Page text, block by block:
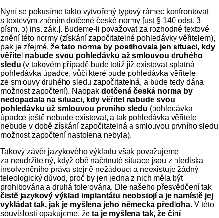
Nyní se pokusíme takto vytvořený typový rámec konfrontovat
s textovým zněním dotčené české normy [ust § 140 odst. 3
písm. b) ins. zák.]. Budeme-li považovat za rozhodné textové
znění této normy (získání započitatelné pohledávky věřitelem),
pak je zřejmé, že tato norma by postihovala jen situaci, kdy
věřitel nabude svou pohledávku až smlouvou druhého
sledu (v takovém případě bude totiž již existovat splatná
pohledávka úpadce, vůči které bude pohledávka věřitele
ze smlouvy druhého sledu započitatelná, a bude tedy dána
možnost započtení). Naopak dotčená česká norma by
nedopadala na situaci, kdy věřitel nabude svou
pohledávku už smlouvou prvního sledu (pohledávka
úpadce ještě nebude existovat, a tak pohledávka věřitele
nebude v době získání započitatelná a smlouvou prvního sledu
možnost započtení nastolena nebyla).
Takový závěr jazykového výkladu však považujeme
za neudržitelný, když obě načrtnuté situace jsou z hlediska
insolvenčního práva stejně nežádoucí a neexistuje žádný
teleologický důvod, proč by jen jedna z nich měla být
prohibována a druhá tolerována. Dle našeho přesvědčení tak
čistě jazykový výklad implantátu neobstojí a je namístě jej
vykládat tak, jak je myšlena jeho německá předloha. V této
souvislosti opakujeme, že ta je myšlena tak, že činí